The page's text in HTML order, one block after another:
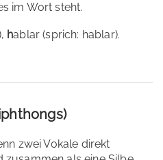
im Wort steht.
hablar (sprich: hablar).
zwei Vokale direkt